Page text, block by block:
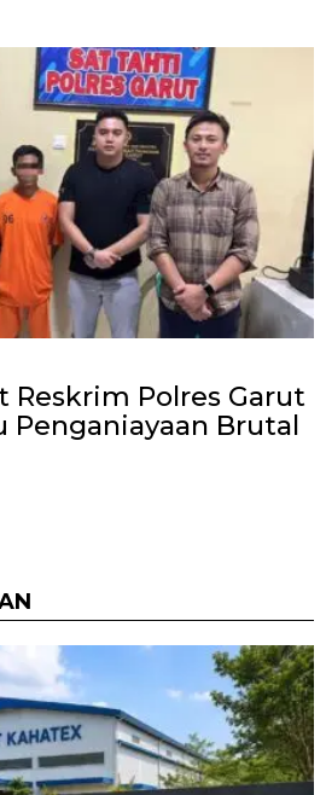
Reskrim Polres Garut
Penganiayaan Brutal